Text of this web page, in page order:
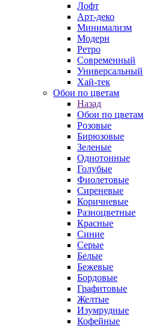
Лофт
Арт-деко
Минимализм
Модерн
Ретро
Современный
Универсальный
Хай-тек
Обои по цветам
Назад
Обои по цветам
Розовые
Бирюзовые
Зеленые
Однотонные
Голубые
Фиолетовые
Сиреневые
Коричневые
Разноцветные
Красные
Синие
Серые
Белые
Бежевые
Бордовые
Графитовые
Желтые
Изумрудные
Кофейные